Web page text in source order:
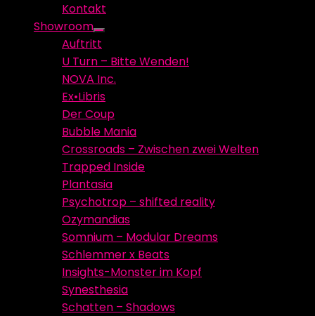
Kontakt
Showroom
Show
sub
menu
Auftritt
U Turn – Bitte Wenden!
NOVA Inc.
Ex•Libris
Der Coup
Bubble Mania
Crossroads – Zwischen zwei Welten
Trapped Inside
Plantasia
Psychotrop – shifted reality
Ozymandias
Somnium – Modular Dreams
Schlemmer x Beats
Insights-Monster im Kopf
Synesthesia
Schatten – Shadows